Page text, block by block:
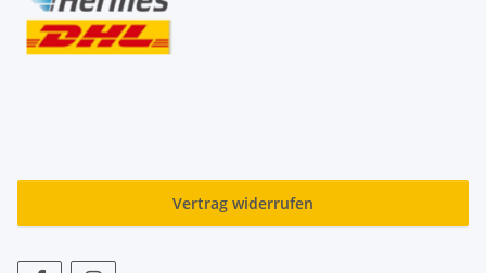
Vertrag widerrufen